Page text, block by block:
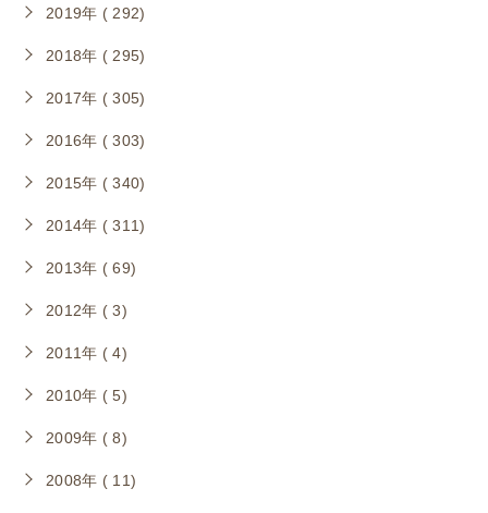
2019年 ( 292)
2018年 ( 295)
2017年 ( 305)
2016年 ( 303)
2015年 ( 340)
2014年 ( 311)
2013年 ( 69)
2012年 ( 3)
2011年 ( 4)
2010年 ( 5)
2009年 ( 8)
2008年 ( 11)